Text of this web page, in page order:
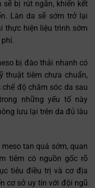
bị rút ngắn, khiến kết
Làn da sẽ sớm trở lại
thực hiện liệu trình sớm
bị đào thải nhanh có
thuật tiêm chưa chuẩn,
độ chăm sóc da sau
những yếu tố này
lưu lại trên da đủ lâu
tan quá sớm, quan
tiêm có nguồn gốc rõ
tiêu điều trị và cơ địa
cơ sở uy tín với đội ngũ